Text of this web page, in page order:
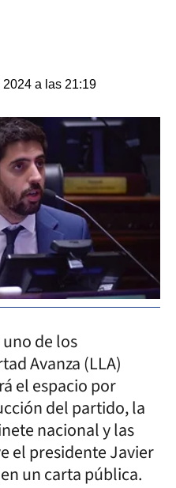
a las 21:19
de los
Avanza (LLA)
el espacio por
del partido, la
nacional y las
el presidente Javier
un carta pública.